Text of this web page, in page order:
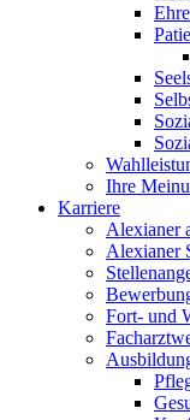
Ihre
Karriere
Alexianer
Alexianer
Fort- und